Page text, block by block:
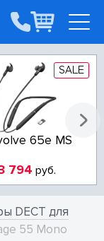
SALE
65e MS
794 руб.
DECT для
55 Mono